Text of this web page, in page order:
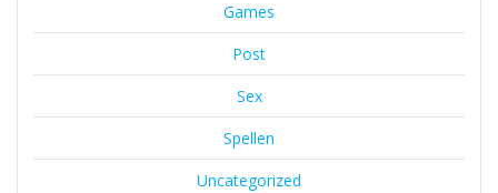
Games
Post
Sex
Spellen
Uncategorized